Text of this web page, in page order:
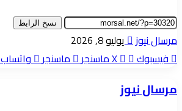
نسخ الرابط
مرسال نيوز
أرسل
بريدا
يوليو 8, 2026
فيسبوك
‫Xماسنجر ماسنجر واتساب
مرسال نيوز